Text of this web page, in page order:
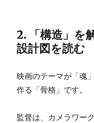
2. 「構造」を
設計図を読む
映画のテーマが「魂
作る「骨格」です。
監督は、カメラワー